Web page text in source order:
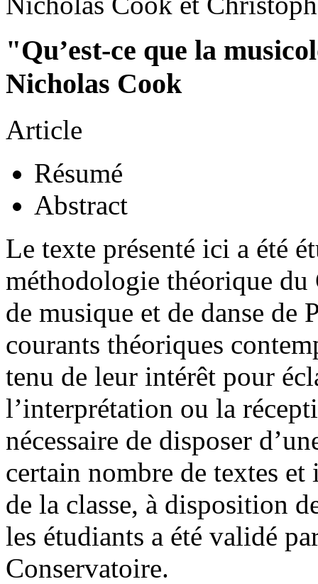
"Qu’est-ce que la
Nicholas Cook
Article
Résumé
Abstract
Le texte présenté ici a été
méthodologie théorique
de musique et de danse de
courants théoriques
tenu de leur intérêt pour
l’interprétation ou la
nécessaire de disposer
certain nombre de textes et
de la classe, à disposition
les étudiants a été validé
Conservatoire.